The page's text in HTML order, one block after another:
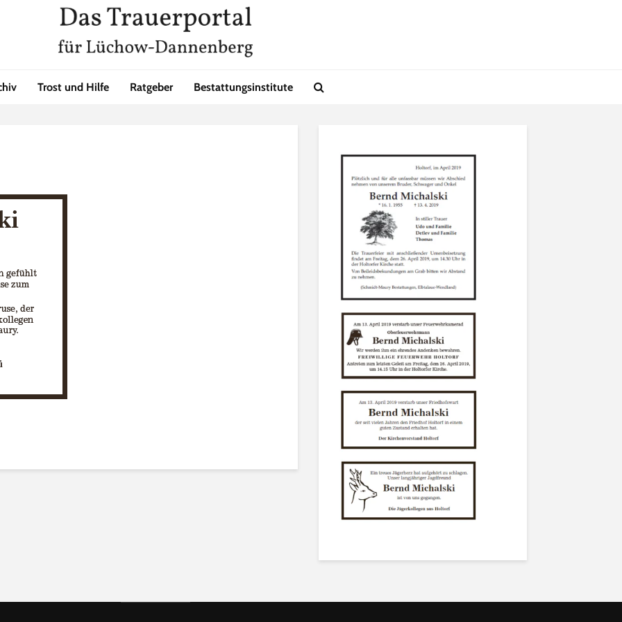
Trost und Hilfe Ratgeber Bestattungsinstitute